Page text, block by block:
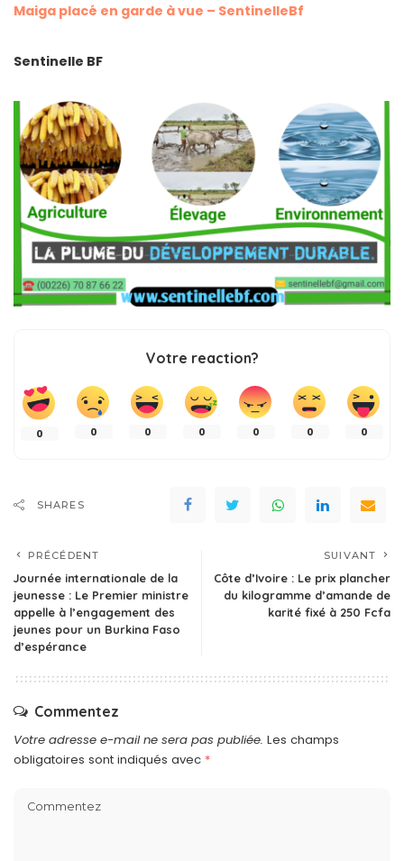
Maiga placé en garde à vue – SentinelleBf
Sentinelle BF
Votre reaction?
0 0 0 0 0 0 0
SHARES
PRÉCÉDENT
Journée internationale de la
jeunesse : Le Premier ministre
appelle à l’engagement des
jeunes pour un Burkina Faso
d’espérance
SUIVANT
Côte d’Ivoire : Le prix plancher
du kilogramme d’amande de
karité fixé à 250 Fcfa
Commentez
Votre adresse e-mail ne sera pas publiée. Les champs
obligatoires sont indiqués avec *